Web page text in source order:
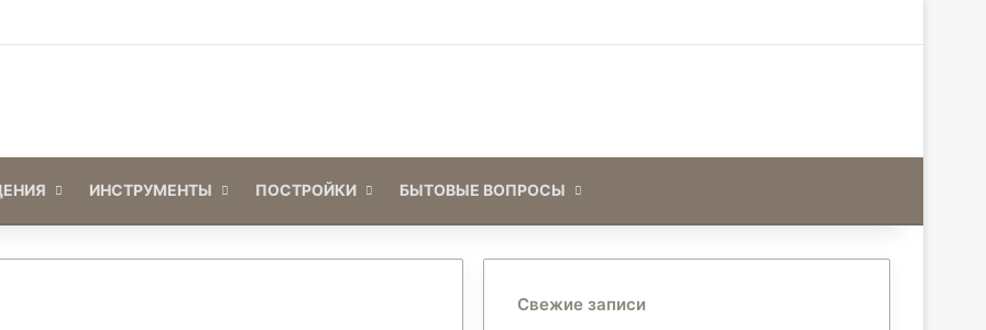
ИНСТРУМЕНТЫ ПОСТРОЙКИ БЫТОВЫЕ ВОПРОСЫ
Свежие записи